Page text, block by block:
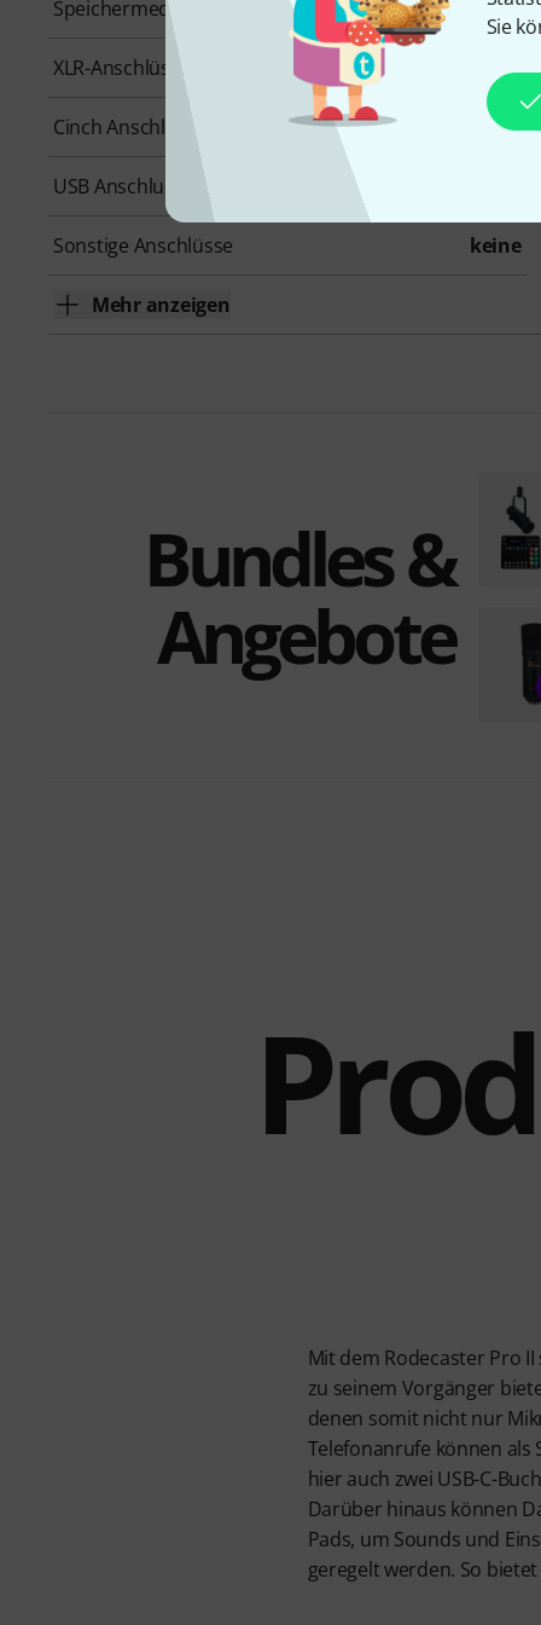
Sie
Speichermedium MicroSD/microSDHC/microSDXC
XLR-Anschlüsse 4
Cinch Anschlüsse Nein
USB Anschluss
Sonstige Anschlüsse keine
Mehr anzeigen
Bundles &
Angebote
Mit dem Rodecaster Pro
zu seinem Vorgänger
denen somit nicht nur
Telefonanrufe können
hier auch zwei USB-C-
Darüber hinaus können
Pads, um Sounds und
geregelt werden. So